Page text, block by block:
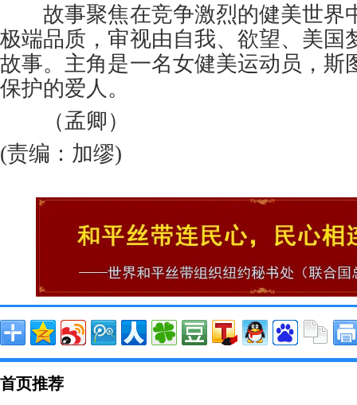
故事聚焦在竞争激烈的健美世界
极端品质，审视由自我、欲望、美国
故事。主角是一名女健美运动员，斯
保护的爱人。
（孟卿）
(责编：加缪)
首页推荐